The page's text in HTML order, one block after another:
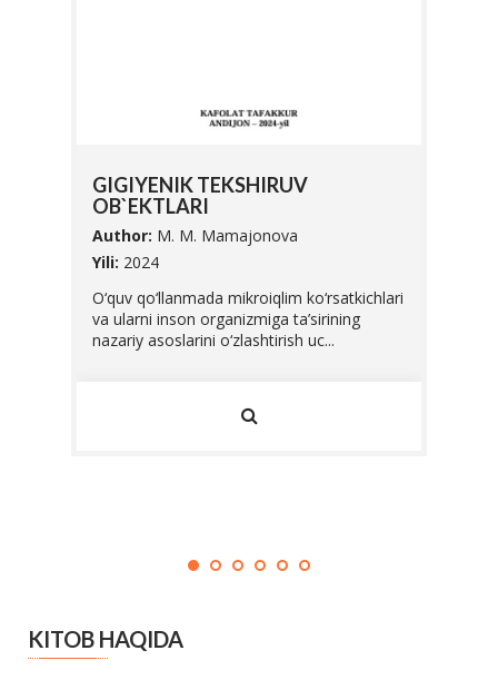
GIGIYENIK TEKSHIRUV
OB`EKTLARI
Author: M. M. Mamajonova
Yili: 2024
O‘quv qo‘llanmada mikroiqlim ko‘rsatkichlari
va ularni inson organizmiga ta’sirining
nazariy asoslarini o‘zlashtirish uc...
KITOB HAQIDA